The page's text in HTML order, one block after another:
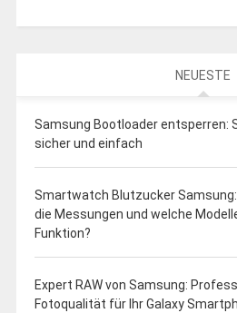
NEUESTE
Samsung Bootloader entsperren:
sicher und einfach
Smartwatch Blutzucker Samsung:
die Messungen und welche
Funktion?
Expert RAW von Samsung:
Fotoqualität für Ihr Galaxy